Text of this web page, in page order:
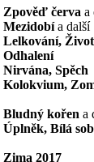
Zpověď červa a
Mezidobía další
Lelkování, Život
Odhalení
Nirvána, Spěch
Kolokvium,
Bludný kořen a
Úplněk, Bílá
Zima 2017